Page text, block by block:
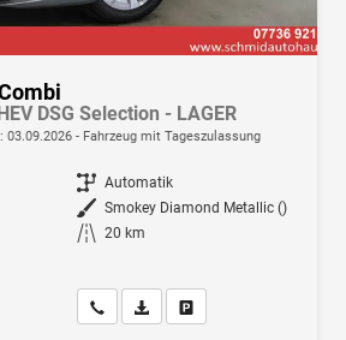
DSG Selection - LAGER
03.09.2026 Fahrzeug mit Tageszulassung
Getriebe Automatik
Außenfarbe Smokey Diamond Metallic ()
Kilometerstand 20 km
Wir rufen Sie anFahrzeugexposé (PDF)